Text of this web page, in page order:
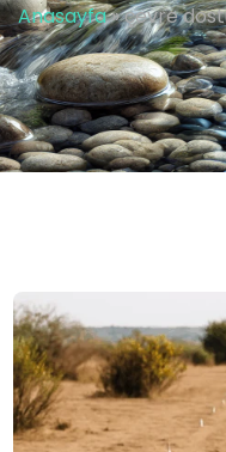
Anasayfa»çevre